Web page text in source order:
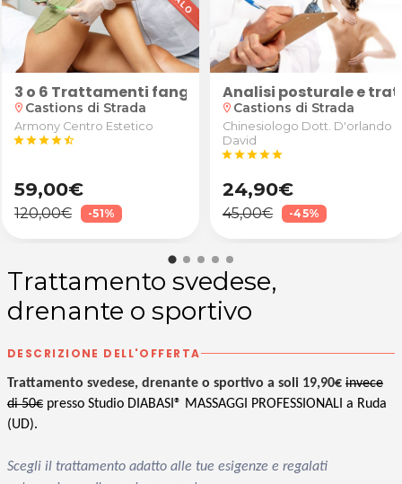
alla Scuola Station Dance Studio &
o ragazze alla Scuola Station Dance Studio &
3 o 6 Trattamenti fango drenante o riducente
location_on Castions di Strada
Armony Centro Estetico
starstarstarstarstar_half
59,00€
120,00€ -51%
Analisi posturale e
location_on Castions di Strada
Chinesiologo Dott. D'orlando
David
starstarstarstarstar
24,90€
45,00€ -45%
Trattamento svedese,
drenante o sportivo
DESCRIZIONE DELL'OFFERTA
Trattamento svedese, drenante o sportivo a soli 19,90€ invece
di 50€ presso Studio DIABASI® MASSAGGI PROFESSIONALI a Ruda
(UD).
Scegli il trattamento adatto alle tue esigenze e regalati